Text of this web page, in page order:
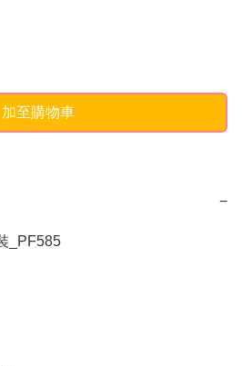
加至購物車
−
_PF585